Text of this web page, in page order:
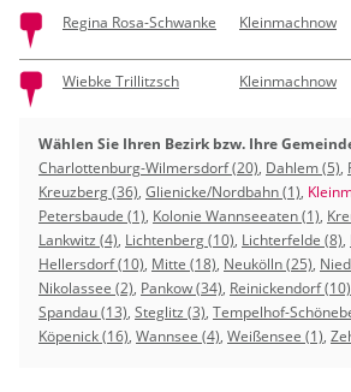
Regina Rosa-Schwanke
Kleinmachnow
Wiebke Trillitzsch Kleinmachnow
Wählen Sie Ihren Bezirk bzw. Ihre
Charlottenburg-Wilmersdorf (20), Dahlem (5),
Kreuzberg (36), Glienicke/Nordbahn (1),
Petersbaude (1), Kolonie Wannseeaten (1),
Lankwitz (4), Lichtenberg (10), Lichterfelde (8),
Hellersdorf (10), Mitte (18), Neukölln (25),
Nikolassee (2), Pankow (34), Reinickendorf (10)
Spandau (13), Steglitz (3), Tempelhof-
Köpenick (16), Wannsee (4), Weißensee (1),